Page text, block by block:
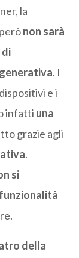
la
non sarà
. I
e i
infatti una
grazie agli
.
si
della